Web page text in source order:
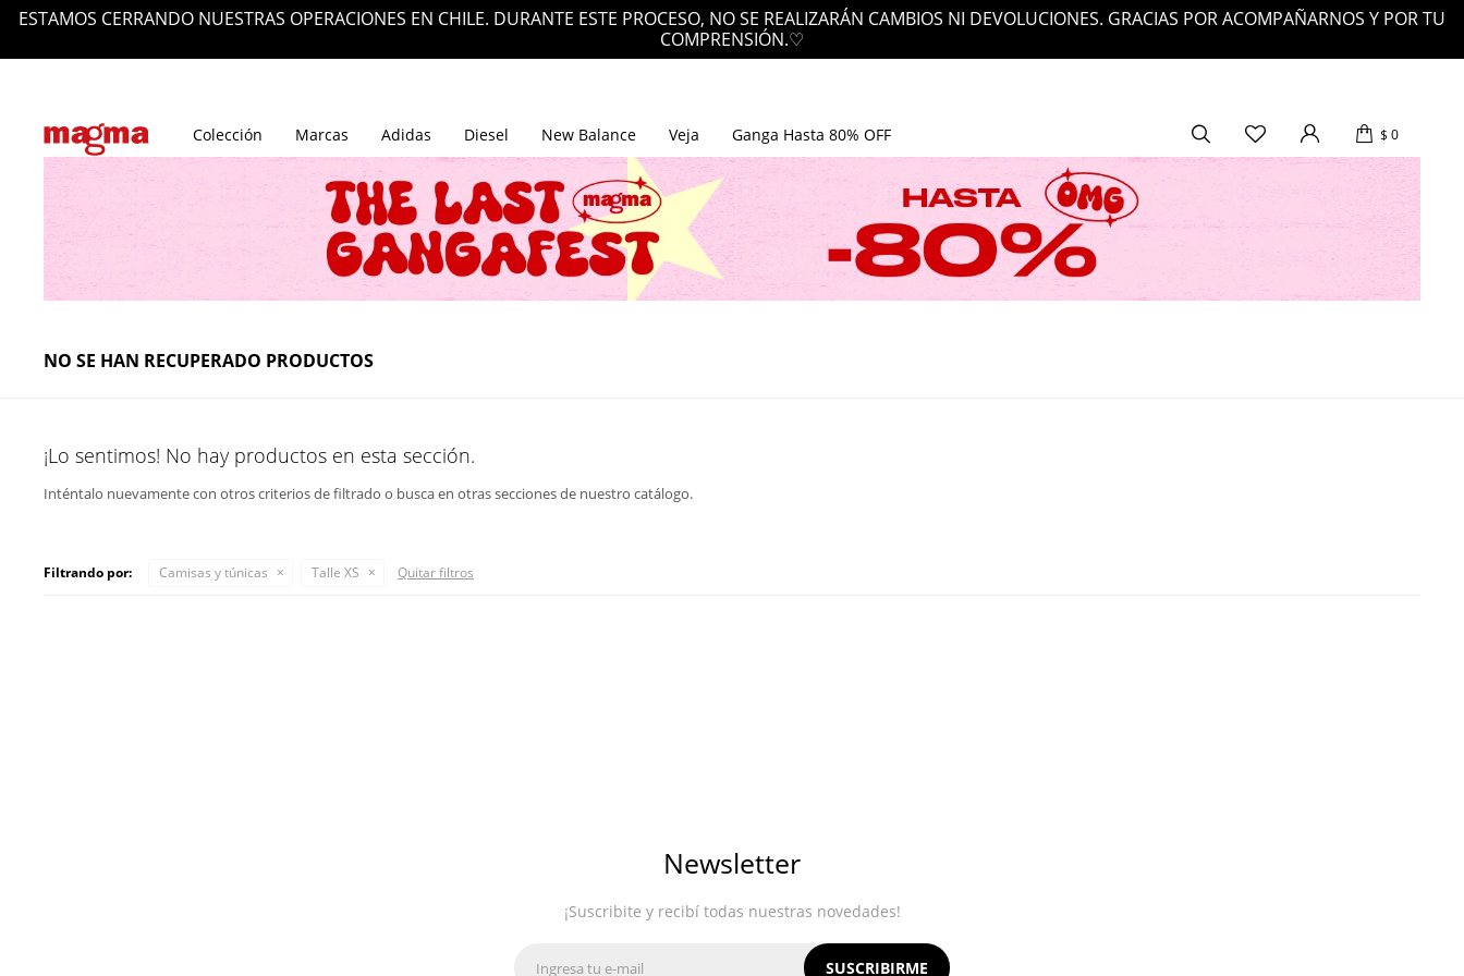
ESTAMOS CERRANDO NUESTRAS OPERACIONES EN CHILE. DURANTE ESTE PROCESO, NO SE REALIZARÁN CAMBIOS NI DEVOLUCIONES. GRACIAS POR ACOMPAÑARNOS Y POR TU
COMPRENSIÓN.♡
Colección Marcas Adidas Diesel New Balance Veja Ganga Hasta 80% OFF $ 0
NO SE HAN RECUPERADO PRODUCTOS
¡Lo sentimos! No hay productos en esta sección.
Inténtalo nuevamente con otros criterios de filtrado o busca en otras secciones de nuestro catálogo.
Filtrando por: Camisas y túnicas Talle XS Quitar filtros
Newsletter
¡Suscribite y recibí todas nuestras novedades!
SUSCRIBIRME